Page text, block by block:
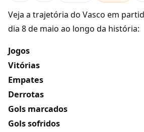
Veja a trajetória do Vasco em
dia 8 de maio ao longo da história:
Jogos
Vitórias
Empates
Derrotas
Gols marcados
Gols sofridos